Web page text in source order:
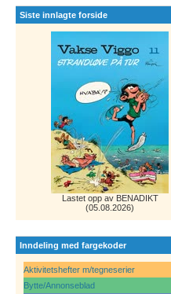
Siste innlagte forside
Lastet opp av BENADIKT
(05.08.2026)
Inndeling med fargekoder
Aktivitetshefter m/tegneserier
Bytte/Annonseblad